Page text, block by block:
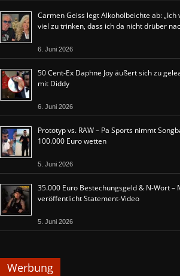
Carmen Geiss legt Alkoholbeichte ab:
viel zu trinken, dass ich da nicht drüber
6. Juni 2026
50 Cent-Ex Daphne Joy äußert sich zu
mit Diddy
6. Juni 2026
Prototyp vs. RAW – Pa Sports nimmt
100.000 Euro wetten
5. Juni 2026
35.000 Euro Bestechungsgeld & N-Wort –
veröffentlicht Statement-Video
5. Juni 2026
Werbung